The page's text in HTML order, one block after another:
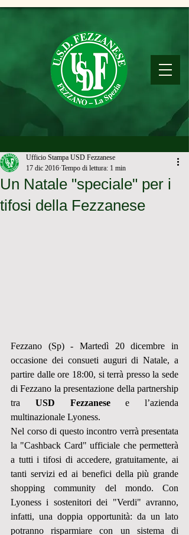
Un Natale "speciale" per i
tifosi della Fezzanese
Ufficio Stampa USD Fezzanese
17 dic 2016 Tempo di lettura: 1 min
Fezzano (Sp) - Martedì 20 dicembre in
occasione dei consueti auguri di Natale, a
partire dalle ore 18:00, si terrà presso la sede
di Fezzano la presentazione della partnership
tra USD Fezzanese e l’azienda
multinazionale Lyoness.
Nel corso di questo incontro verrà presentata
la "Cashback Card" ufficiale che permetterà
a tutti i tifosi di accedere, gratuitamente, ai
tanti servizi ed ai benefici della più grande
shopping community del mondo. Con
Lyoness i sostenitori dei "Verdi" avranno,
infatti, una doppia opportunità: da un lato
potranno risparmiare con un sistema di